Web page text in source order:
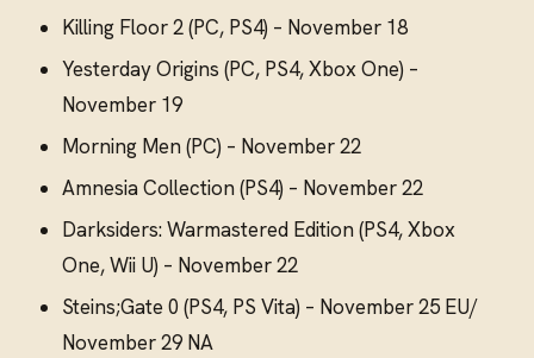
Killing Floor 2 (PC, PS4) – November 18
Yesterday Origins (PC, PS4, Xbox One) –
November 19
Morning Men (PC) – November 22
Amnesia Collection (PS4) – November 22
Darksiders: Warmastered Edition (PS4, Xbox
One, Wii U) – November 22
Steins;Gate 0 (PS4, PS Vita) – November 25 EU/
November 29 NA